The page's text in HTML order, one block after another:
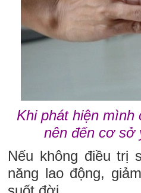
Khi phát hiện
nên đến cơ sở
Nếu không điều trị
năng lao động,